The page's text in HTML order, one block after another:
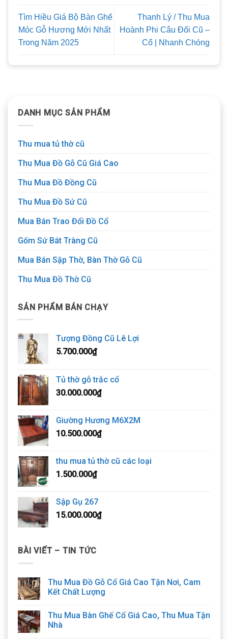
DANH MỤC SẢN PHẨM
Thu mua tủ thờ cũ
Thu Mua Đồ Gỗ Cũ Giá Cao
Thu Mua Đồ Đồng Cũ
Thu Mua Đồ Sứ Cũ
Mua Bán Trao Đổi Đồ Cổ
Gốm Sứ Bát Tràng Cũ
Mua Bán Sập Thờ, Bàn Thờ Gỗ Cũ
Thu Mua Đồ Thờ Cũ
SẢN PHẨM BÁN CHẠY
Tượng Đồng Cũ Lê Lợi
5.700.000₫
Tủ thờ gỗ trắc cổ
30.000.000₫
Giường Hương M6X2M
10.500.000₫
thu mua tủ thờ cũ các loại
1.500.000₫
Sập Gụ 267
15.000.000₫
BÀI VIẾT – TIN TỨC
Thu Mua Đồ Gỗ Cổ Giá Cao Tận Nơi, Cam
Kết Chất Lượng
Thu Mua Bàn Ghế Cổ Giá Cao, Thu Mua Tận
Nhà
Tìm Hiều Giá Bộ Bàn Ghế
Móc Gỗ Hương Mới Nhất
Trong Năm 2025
Thanh Lý / Thu Mua
Hoành Phi Câu Đối Cũ –
Cổ | Nhanh Chóng